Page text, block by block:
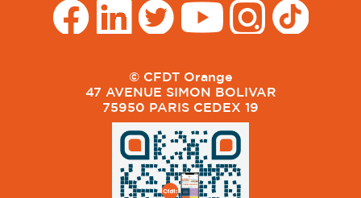
© CFDT Orange
47 AVENUE SIMON BOLIVAR
75950 PARIS CEDEX 19